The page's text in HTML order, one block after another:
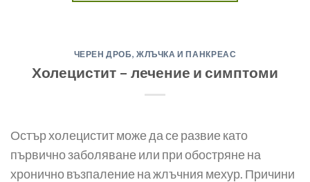
ЧЕРЕН ДРОБ, ЖЛЪЧКА И ПАНКРЕАС
Холецистит – лечение и симптоми
Остър холецистит може да се развие като
първично заболяване или при обостряне на
хронично възпаление на жлъчния мехур. Причини